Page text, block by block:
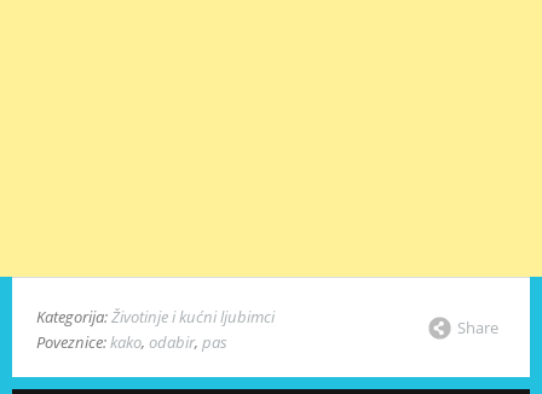
Kategorija:Životinje i kućni ljubimci
Poveznice:kako, odabir, pas
Share